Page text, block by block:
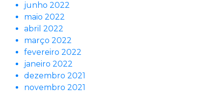
junho 2022
maio 2022
abril 2022
março 2022
fevereiro 2022
janeiro 2022
dezembro 2021
novembro 2021